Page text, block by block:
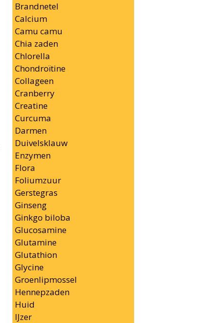
Brandnetel
Calcium
Camu camu
Chia zaden
Chlorella
Chondroïtine
Collageen
Cranberry
Creatine
Curcuma
Darmen
Duivelsklauw
Enzymen
Flora
Foliumzuur
Gerstegras
Ginseng
Ginkgo biloba
Glucosamine
Glutamine
Glutathion
Glycine
Groenlipmossel
Hennepzaden
Huid
IJzer